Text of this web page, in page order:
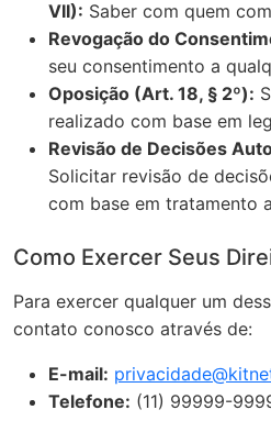
VII): Saber com quem
Revogação do
seu consentimento a
Oposição (Art. 18, § 2º):
realizado com base em
Revisão de Decisões
Solicitar revisão de
com base em tratamento
Como Exercer Seus
Para exercer qualquer um
contato conosco através de:
E-mail:
Telefone: (11) 99999-